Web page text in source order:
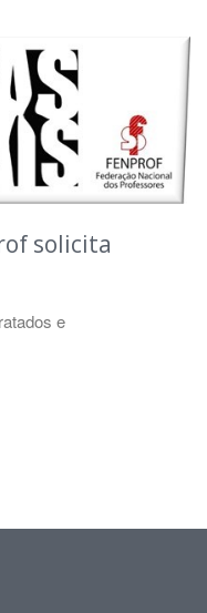
solicita
e